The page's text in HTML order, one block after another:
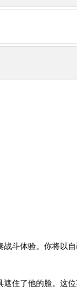
斗体验。你将以
住了他的脸。这